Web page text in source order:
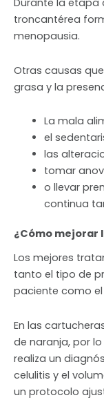
Durante la etapa
troncantérea
menopausia.
Otras causas que
grasa y la
La mala
el
las
tomar
o llevar
continua
¿Cómo mejorar
Los mejores
tanto el tipo de
paciente como
En las
de naranja, por
realiza un
celulitis y el
un protocolo